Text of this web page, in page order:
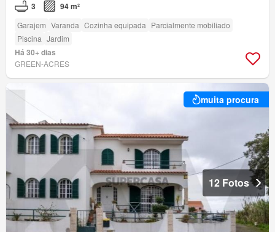
3 94 m²
Garajem Varanda Cozinha equipada Parcialmente mobiliado
Piscina Jardim
Há 30+ dias
GREEN-ACRES
muita procura
12 Fotos